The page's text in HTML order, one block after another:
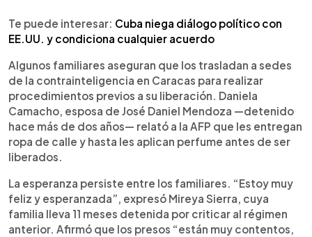
Te puede interesar: Cuba niega diálogo político con
EE.UU. y condiciona cualquier acuerdo
Algunos familiares aseguran que los trasladan a sedes
de la contrainteligencia en Caracas para realizar
procedimientos previos a su liberación. Daniela
Camacho, esposa de José Daniel Mendoza —detenido
hace más de dos años— relató a la AFP que les entregan
ropa de calle y hasta les aplican perfume antes de ser
liberados.
La esperanza persiste entre los familiares. “Estoy muy
feliz y esperanzada”, expresó Mireya Sierra, cuya
familia lleva 11 meses detenida por criticar al régimen
anterior. Afirmó que los presos “están muy contentos,